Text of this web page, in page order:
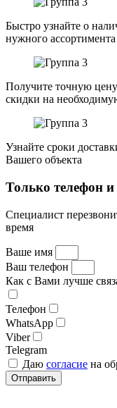
Быстро узнайте о
нужного ассортимента
Получите точную
скидки на
Узнайте сроки
Вашего объекта
Только телефон
Специалист
время
Ваше имя
Ваш телефон
Как с Вами лучше
Телефон
WhatsApp
Viber
Telegram
Даю согласие на
Отправить